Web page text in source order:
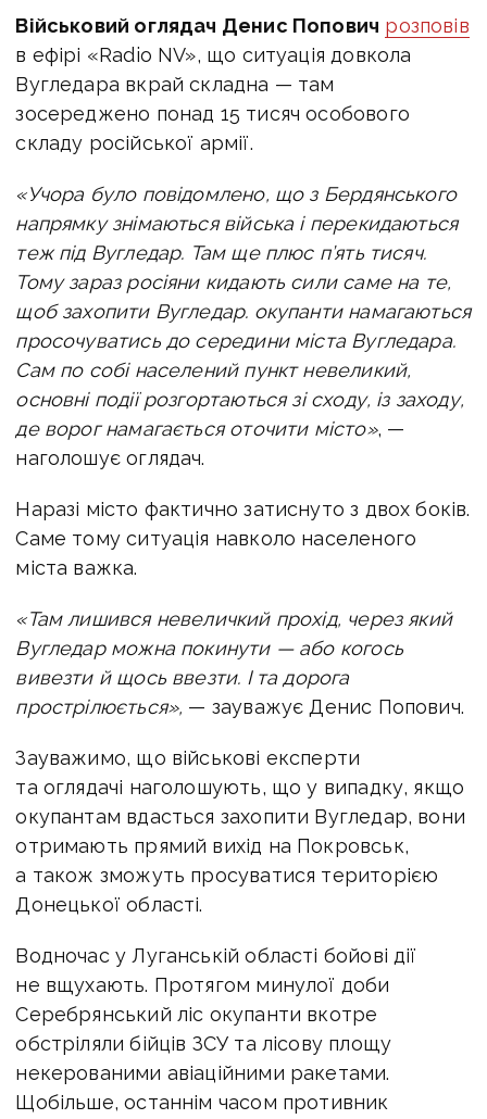
Військовий оглядач Денис Попович розповів
в ефірі «Radio NV», що ситуація довкола
Вугледара вкрай складна — там
зосереджено понад 15 тисяч особового
складу російської армії.
«Учора було повідомлено, що з Бердянського
напрямку знімаються війська і перекидаються
теж під Вугледар. Там ще плюс п’ять тисяч.
Тому зараз росіяни кидають сили саме на те,
щоб захопити Вугледар. окупанти намагаються
просочуватись до середини міста Вугледара.
Сам по собі населений пункт невеликий,
основні події розгортаються зі сходу, із заходу,
де ворог намагається оточити місто», —
наголошує оглядач.
Наразі місто фактично затиснуто з двох боків.
Саме тому ситуація навколо населеного
міста важка.
«Там лишився невеличкий прохід, через який
Вугледар можна покинути — або когось
вивезти й щось ввезти. І та дорога
прострілюється», — зауважує Денис Попович.
Зауважимо, що військові експерти
та оглядачі наголошують, що у випадку, якщо
окупантам вдасться захопити Вугледар, вони
отримають прямий вихід на Покровськ,
а також зможуть просуватися територією
Донецької області.
Водночас у Луганській області бойові дії
не вщухають. Протягом минулої доби
Серебрянський ліс окупанти вкотре
обстріляли бійців ЗСУ та лісову площу
некерованими авіаційними ракетами.
Щобільше, останнім часом противник